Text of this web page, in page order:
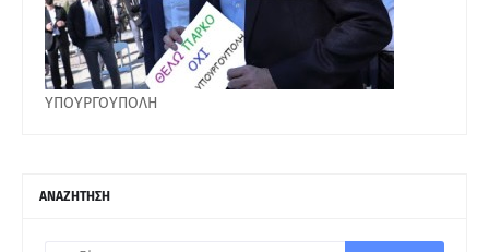
ΥΠΟΥΡΓΟΥΠΟΛΗ
ΑΝΑΖΗΤΗΣΗ